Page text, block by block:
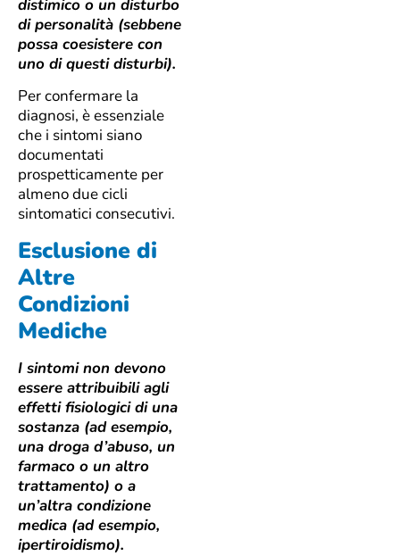
distimico o un disturbo
di personalità (sebbene
possa coesistere con
uno di questi disturbi).
Per confermare la
diagnosi, è essenziale
che i sintomi siano
documentati
prospetticamente per
almeno due cicli
sintomatici consecutivi.
Esclusione di
Altre
Condizioni
Mediche
I sintomi non devono
essere attribuibili agli
effetti fisiologici di una
sostanza (ad esempio,
una droga d’abuso, un
farmaco o un altro
trattamento) o a
un’altra condizione
medica (ad esempio,
ipertiroidismo).